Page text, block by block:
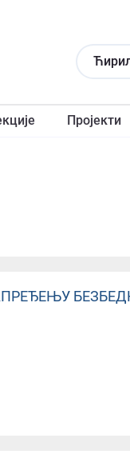
Пројекти